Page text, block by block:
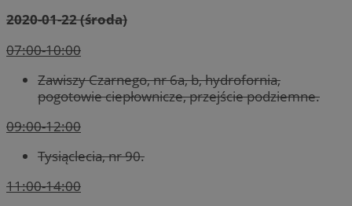
2020-01-22 (środa)
07:00-10:00
Zawiszy Czarnego, nr 6a, b, hydrofornia,
pogotowie ciepłownicze, przejście podziemne.
09:00-12:00
Tysiąclecia, nr 90.
11:00-14:00